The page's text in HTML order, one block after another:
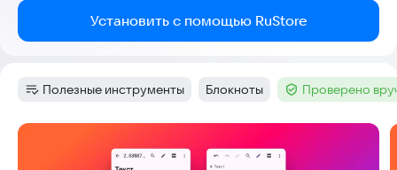
Установить с помощью RuStore
Категория:
Полезные инструменты Тег:
Блокноты Тег :Проверено
Скриншоты